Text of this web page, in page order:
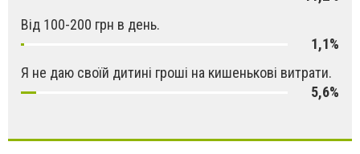
Від 100-200 грн в день.
1,1%
Я не даю своїй дитині гроші на кишенькові витрати.
5,6%